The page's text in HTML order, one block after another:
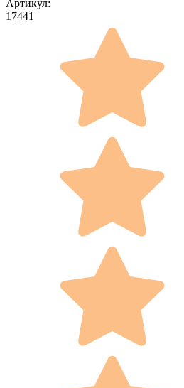
Артикул:
17441